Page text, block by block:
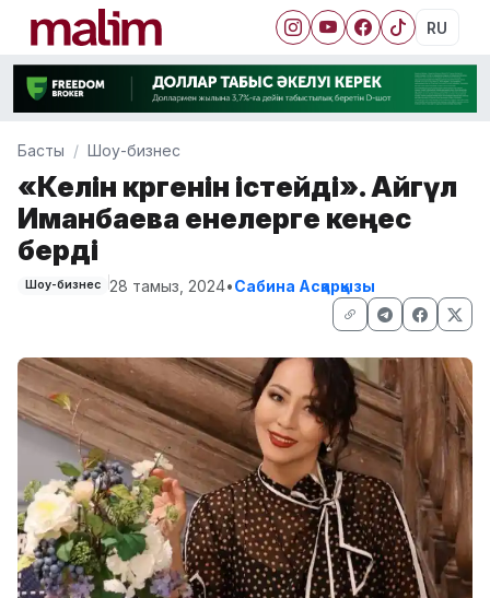
RU
Басты Шоу-бизнес
«Келін көргенін істейді». Айгүл
Иманбаева енелерге кеңес
берді
Шоу-бизнес 28 тамыз, 2024•Сабина Асқарқызы